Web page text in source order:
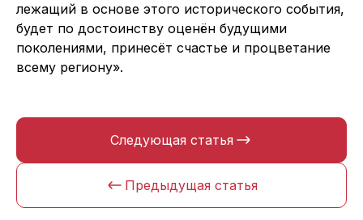
лежащий в основе этого исторического события,
будет по достоинству оценён будущими
поколениями, принесёт счастье и процветание
всему региону».
Предыдущая статья
Следующая статья